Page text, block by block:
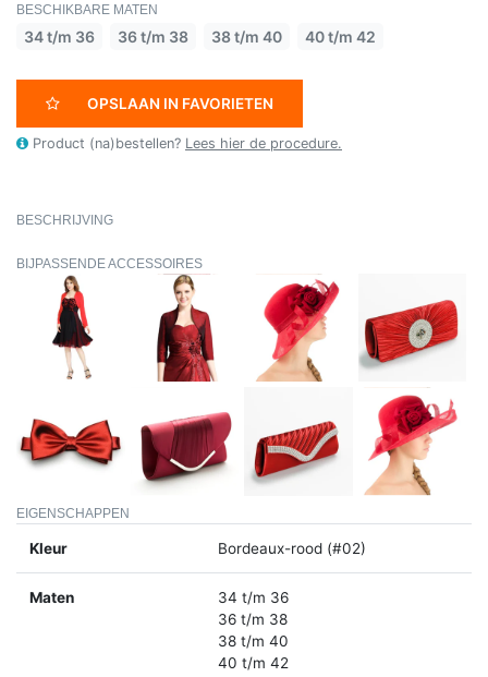
BESCHIKBARE MATEN
34 t/m 36 36 t/m 38 38 t/m 40 40 t/m 42
OPSLAAN IN FAVORIETEN
Product (na)bestellen? Lees hier de procedure.
BESCHRIJVING
BIJPASSENDE ACCESSOIRES
EIGENSCHAPPEN
Kleur Bordeaux-rood (#02)
Maten
34 t/m 36
36 t/m 38
38 t/m 40
40 t/m 42